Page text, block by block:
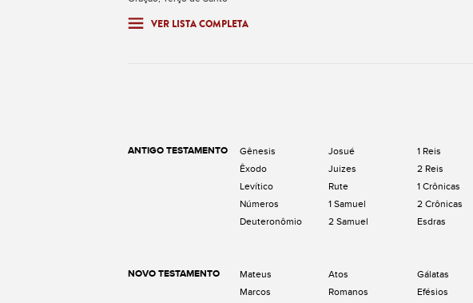
VER LISTA COMPLETA
ANTIGO TESTAMENTO
Gênesis
Êxodo
Levítico
Números
Deuteronômio
Josué
Juizes
Rute
1 Samuel
2 Samuel
1 Reis
2 Reis
1 Crônicas
2 Crônicas
Esdras
NOVO TESTAMENTO
Mateus
Marcos
Atos
Romanos
Gálatas
Efésios